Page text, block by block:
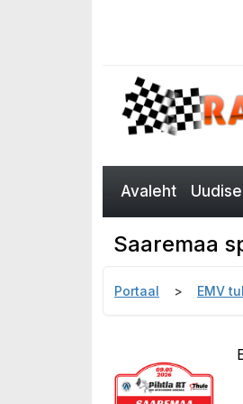
Avaleht
Saaremaa
Portaal EMV